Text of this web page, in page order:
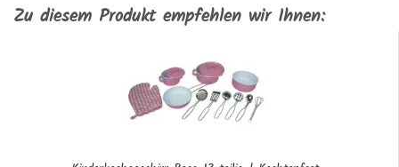
Zu diesem Produkt empfehlen wir Ihnen: